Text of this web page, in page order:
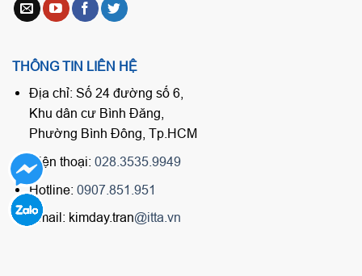
THÔNG TIN LIÊN HỆ
Địa chỉ: Số 24 đường số 6,
Khu dân cư Bình Đăng,
Phường Bình Đông, Tp.HCM
Điện thoại: 028.3535.9949
Hotline: 0907.851.951
Email: kimday.tran@itta.vn